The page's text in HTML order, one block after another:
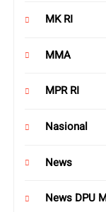
MK RI
MMA
MPR RI
Nasional
News
News DPU